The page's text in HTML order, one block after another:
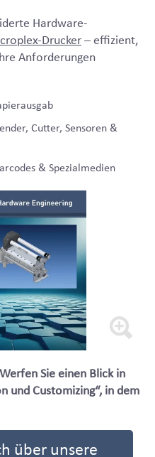
Hardware-
Drucker– effizient,
Anforderungen
Cutter, Sensoren &
& Spezialmedien
Sie einen Blick in
und Customizing“, in dem
über unsere